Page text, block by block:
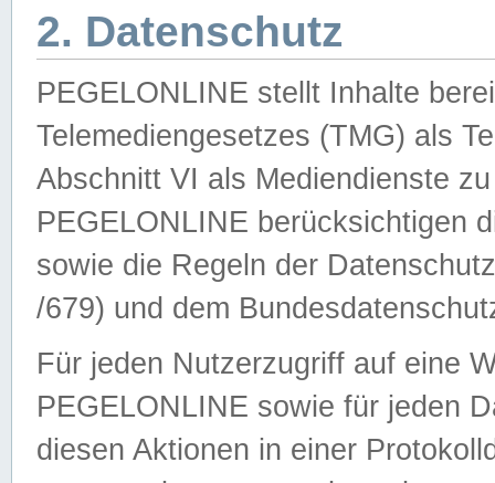
2. Datenschutz
PEGELONLINE stellt Inhalte
Telemediengesetzes (TMG) als
Abschnitt VI als Mediendienste
PEGELONLINE berücksichtigen
sowie die Regeln der
/679) und dem
Für jeden Nutzerzugriff auf eine
PEGELONLINE sowie für jeden
diesen Aktionen in einer